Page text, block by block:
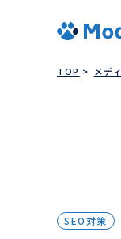
TOP メデ
SEO対策